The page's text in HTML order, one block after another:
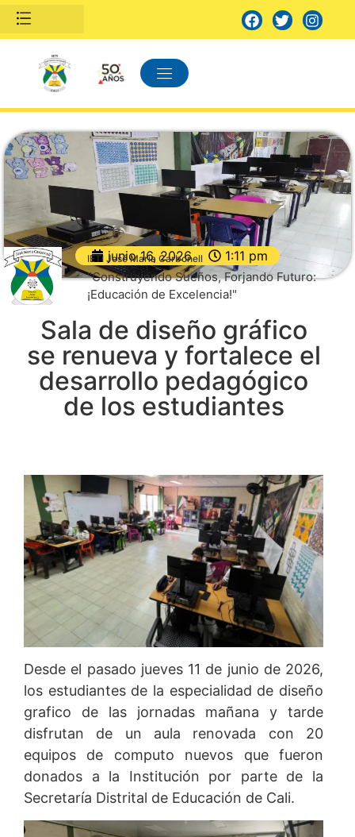
junio 16, 2026 1:11 pm
IETI José María Carbonell
"Construyendo Sueños, Forjando Futuro:
¡Educación de Excelencia!"
Sala de diseño gráfico
se renueva y fortalece el
desarrollo pedagógico
de los estudiantes
Desde el pasado jueves 11 de junio de 2026,
los estudiantes de la especialidad de diseño
grafico de las jornadas mañana y tarde
disfrutan de un aula renovada con 20
equipos de computo nuevos que fueron
donados a la Institución por parte de la
Secretaría Distrital de Educación de Cali.